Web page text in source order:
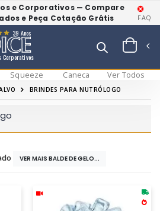
e Corporativos — Compare
e Peça Cotação Grátis
FAQ
39 Anos
Squeeze Caneca Ver Todos
BRINDES PARA NUTRÓLOGO
VER MAIS BALDE DE GELO...